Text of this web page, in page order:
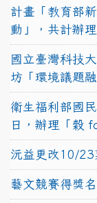
計畫「教育部
動」，共計辦
國立臺灣科技
坊「環境議題
衛生福利部國
日，辦理「穀
沅益更改10/23
藝文競賽得獎